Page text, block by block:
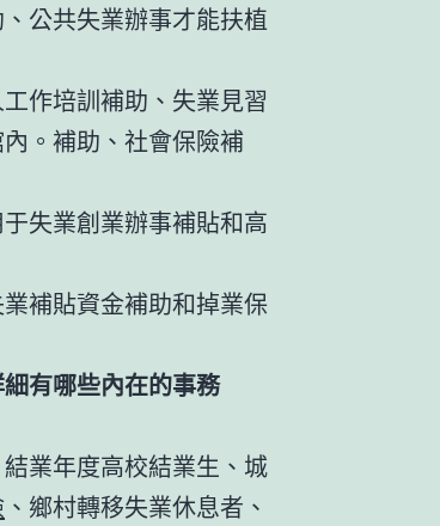
公共失業辦事才能扶植
作培訓補助、失業見習
。補助、社會保險補
失業創業辦事補貼和高
補貼資金補助和掉業保
有哪些內在的事務
業年度高校結業生、城
、鄉村轉移失業休息者、